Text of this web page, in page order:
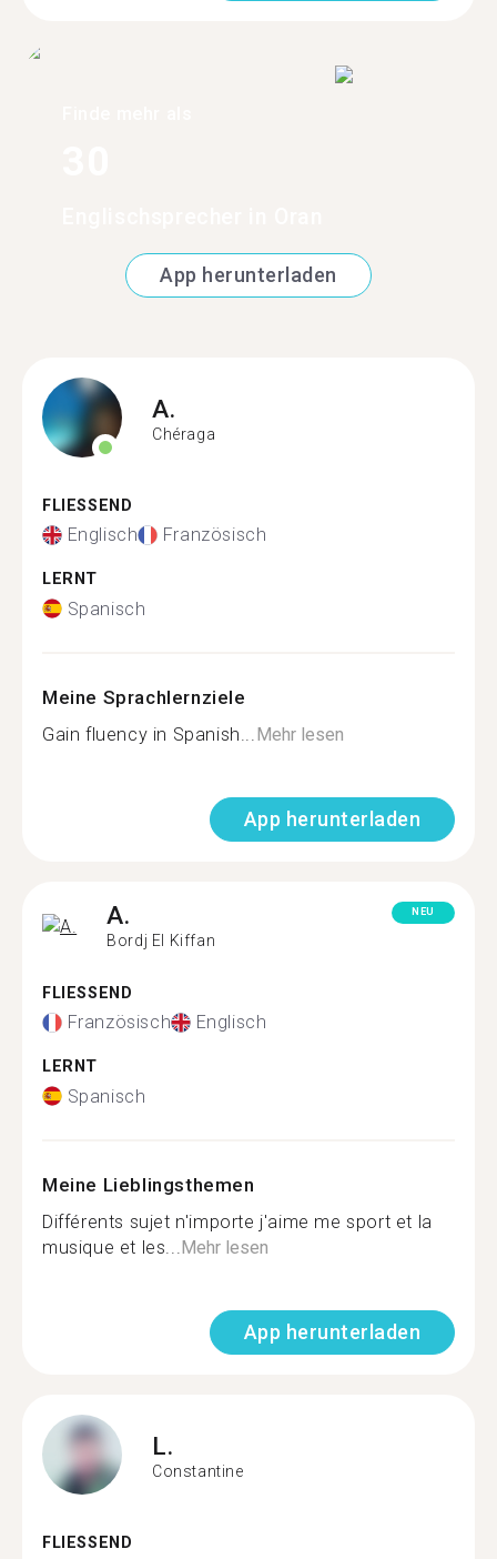
App herunterladen
A.
Chéraga
FLIESSEND
Englisch Französisch
LERNT
Spanisch
Meine Sprachlernziele
Gain fluency in Spanish... Mehr lesen
App herunterladen
A.
Bordj El Kiffan
NEU
FLIESSEND
Französisch Englisch
LERNT
Spanisch
Meine Lieblingsthemen
Différents sujet n'importe j'aime me sport et la
musique et les... Mehr lesen
App herunterladen
L.
Constantine
FLIESSEND